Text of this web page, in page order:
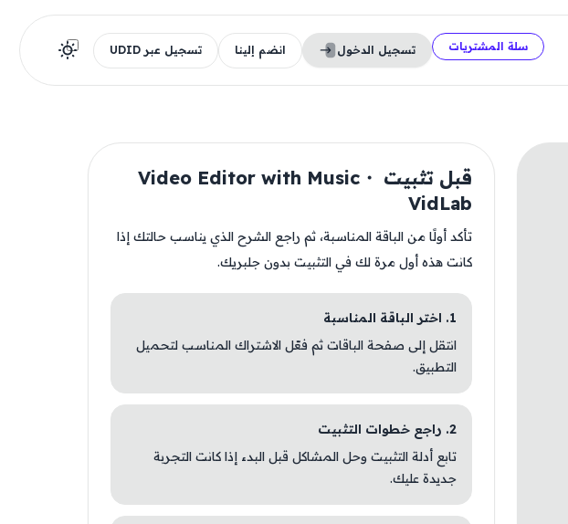
سلة المشتريات تسجيل الدخول انضم إلينا تسجيل عبر UDID
قبل تثبيت Video Editor with Music・
VidLab
تأكد أولًا من الباقة المناسبة، ثم راجع الشرح الذي يناسب حالتك إذا
كانت هذه أول مرة لك في التثبيت بدون جلبريك.
1. اختر الباقة المناسبة
انتقل إلى صفحة الباقات ثم فعّل الاشتراك المناسب لتحميل
التطبيق.
2. راجع خطوات التثبيت
تابع أدلة التثبيت وحل المشاكل قبل البدء إذا كانت التجربة
جديدة عليك.